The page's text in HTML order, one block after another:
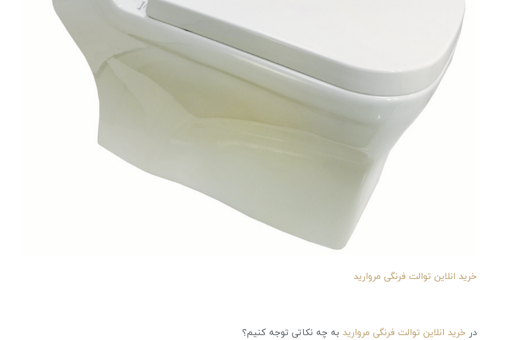
خرید انلاین توالت فرنگی مروارید
در خرید انلاین توالت فرنگی مروارید به چه نکاتی توجه کنیم؟